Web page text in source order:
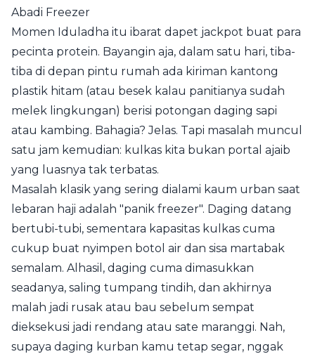
Abadi Freezer
Momen Iduladha itu ibarat dapet jackpot buat para
pecinta protein. Bayangin aja, dalam satu hari, tiba-
tiba di depan pintu rumah ada kiriman kantong
plastik hitam (atau besek kalau panitianya sudah
melek lingkungan) berisi potongan daging sapi
atau kambing. Bahagia? Jelas. Tapi masalah muncul
satu jam kemudian: kulkas kita bukan portal ajaib
yang luasnya tak terbatas.
Masalah klasik yang sering dialami kaum urban saat
lebaran haji adalah "panik freezer". Daging datang
bertubi-tubi, sementara kapasitas kulkas cuma
cukup buat nyimpen botol air dan sisa martabak
semalam. Alhasil, daging cuma dimasukkan
seadanya, saling tumpang tindih, dan akhirnya
malah jadi rusak atau bau sebelum sempat
dieksekusi jadi rendang atau sate maranggi. Nah,
supaya daging kurban kamu tetap segar, nggak